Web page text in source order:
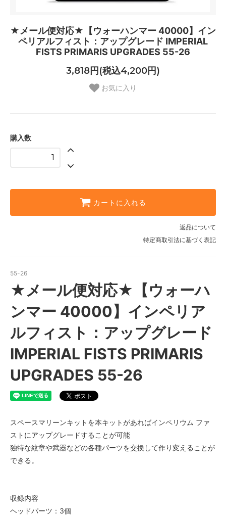
★メール便対応★【ウォーハンマー 40000】イン
ペリアルフィスト：アップグレード IMPERIAL
FISTS PRIMARIS UPGRADES 55-26
3,818円(税込4,200円)
お気に入り
購入数
カートに入れる
返品について
特定商取引法に基づく表記
55-26
★メール便対応★【ウォーハ
ンマー 40000】インペリア
ルフィスト：アップグレード
IMPERIAL FISTS PRIMARIS
UPGRADES 55-26
スペースマリーンキットを本キットがあればインペリウム ファ
ストにアップグレードすることが可能
独特な紋章や武器などの各種パーツを交換して作り変えることが
できる。
収録内容
ヘッドパーツ：3個